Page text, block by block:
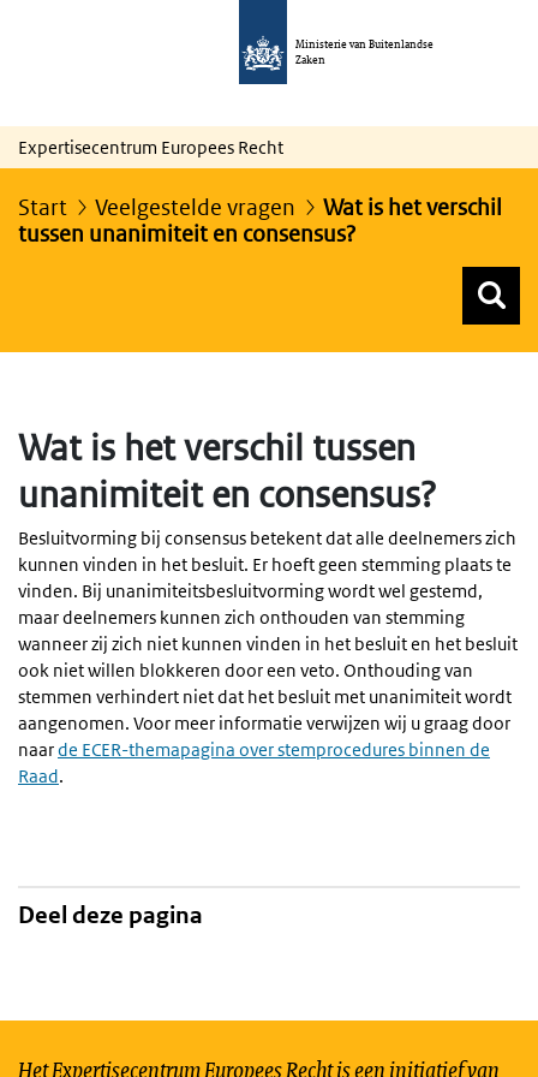
Ministerie van Buitenlandse
Zaken
Expertisecentrum Europees Recht
Start Veelgestelde vragen
Wat is het verschil
tussen unanimiteit en consensus?
Wat is het verschil tussen
unanimiteit en consensus?
Besluitvorming bij consensus betekent dat alle deelnemers zich
kunnen vinden in het besluit. Er hoeft geen stemming plaats te
vinden. Bij unanimiteitsbesluitvorming wordt wel gestemd,
maar deelnemers kunnen zich onthouden van stemming
wanneer zij zich niet kunnen vinden in het besluit en het besluit
ook niet willen blokkeren door een veto. Onthouding van
stemmen verhindert niet dat het besluit met unanimiteit wordt
aangenomen. Voor meer informatie verwijzen wij u graag door
naarde ECER-themapagina over stemprocedures binnen de
Raad.
Deel deze pagina
Het Expertisecentrum Europees Recht is een initiatief van